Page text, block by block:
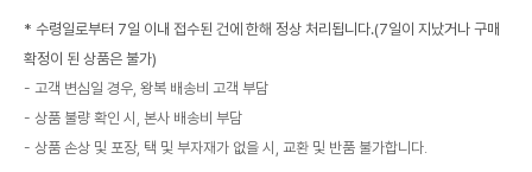
* 수령일로부터 7일 이내 접수된 건에 한해 정상 처리됩니다.(7일이 지났거나 구매
확정이 된 상품은 불가)
고객 변심일 경우, 왕복 배송비 고객 부담
상품 불량 확인 시, 본사 배송비 부담
상품 손상 및 포장, 택 및 부자재가 없을 시, 교환 및 반품 불가합니다.